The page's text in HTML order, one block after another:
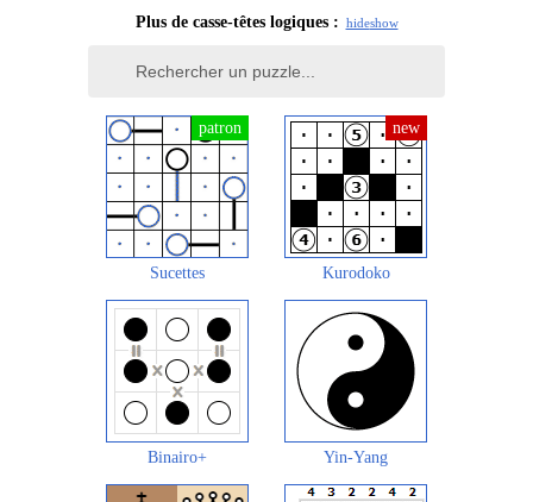
Plus de casse-têtes logiques : hideshow
Sucettes Kurodoko
Binairo+ Yin-Yang